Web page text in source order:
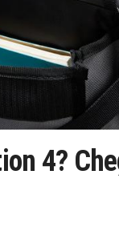
4?